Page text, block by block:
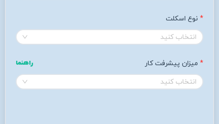
نوع اسکلت
انتخاب کنید
میزان پیشرفت کار راهنما
انتخاب کنید